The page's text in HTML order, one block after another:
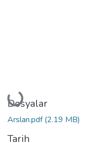
Yükleniyor...
Dosyalar
Arslan.pdf(2.19 MB)
Tarih